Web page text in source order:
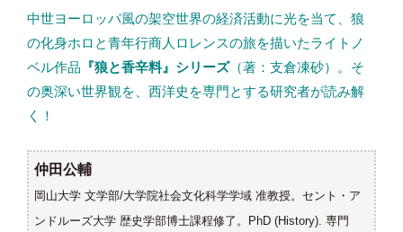
中世ヨーロッパ全般について知るために
都市や商業について知るために
史学者と旅してみたら
中世ヨーロッパ風の架空世界の経済活動に光を当て、狼
の化身ホロと青年行商人ロレンスの旅を描いたライトノ
ベル作品 『狼と香辛料』シリーズ（著：支倉凍砂）。そ
の奥深い世界観を、西洋史を専門とする研究者が読み解
く！
仲田公輔
岡山大学 文学部/大学院社会文化科学学域 准教授。セント・ア
ンドルーズ大学 歴史学部博士課程修了。PhD (History). 専門